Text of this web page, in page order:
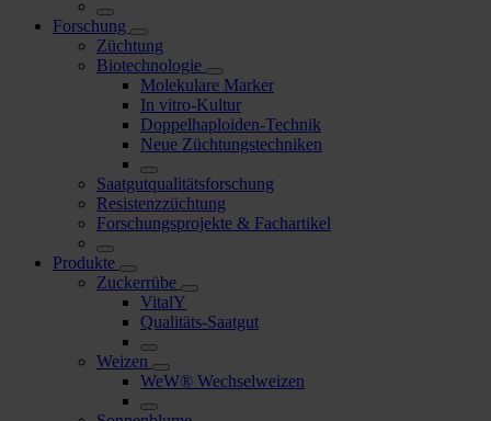
Forschung
Züchtung
Biotechnologie
Molekulare Marker
In vitro-Kultur
Doppelhaploiden-Technik
Neue Züchtungstechniken
Saatgutqualitätsforschung
Resistenzzüchtung
Forschungsprojekte & Fachartikel
Produkte
Zuckerrübe
VitalY
Qualitäts-Saatgut
Weizen
WeW® Wechselweizen